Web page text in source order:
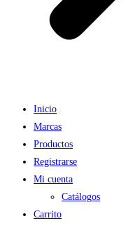
Inicio
Marcas
Productos
Registrarse
Mi cuenta
Catálogos
Carrito